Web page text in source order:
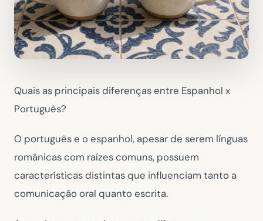
Quais as principais diferenças entre Espanhol x
Português?
O português e o espanhol, apesar de serem línguas
românicas com raízes comuns, possuem
características distintas que influenciam tanto a
comunicação oral quanto escrita.